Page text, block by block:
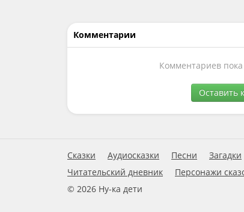
Комментарии
Комментариев
Оставить
Сказки Аудиосказки Песни Загадки
Читательский дневник
Персонажи
© 2026 Ну-ка дети